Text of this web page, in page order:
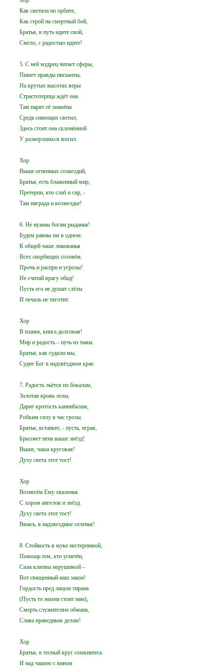
Как светила по орбите,
Как герой на смертный бой,
Братья, в путь идите свой,
Смело, с радостью идите!
5. С ней мудрец читает сферы,
Пишет правды письмена,
На крутых высотах веры
Страстотерпца ждёт она.
Там парят её знамёна
Средь сияющих светил,
Здесь стоит она склонённой
У разверзшихся могил.
Хор
Выше огненных созвездий,
Братья, есть блаженный мир,
Претерпи, кто слаб и сир, -
Там награда и возмездье!
6. Не нужны богам рыданья!
Будем равны им в одном:
К общей чаше ликованья
Всех скорбящих созовём.
Прочь и распри и угрозы!
Не считай врагу обид!
Пусть его не душат слёзы
И печаль не тяготит.
Хор
В пламя, книга долговая!
Мир и радость – путь из тьмы.
Братья, как судили мы,
Судит Бог в надзвёздном крае.
7. Радость льётся по бокалам,
Золотая кровь лозы,
Дарит кротость каннибалам,
Робким силу в час грозы.
Братья, встаньте, - пусть, играя,
Брызжет пена выше звёзд!
Выше, чаша круговая!
Духу света этот тост!
Хор
Вознесём Ему хваленья
С хором ангелов и звёзд.
Духу света этот тост!
Ввысь, в надзвездные селенья!
8. Стойкость в муке нестерпимой,
Помощь тем, кто угнетён,
Сила клятвы нерушимой –
Вот священный наш закон!
Гордость пред лицом тирана
(Пусть то жизни стоит нам),
Смерть служителям обмана,
Слава праведным делам!
Хор
Братья, в тесный круг сомкнитесь
И над чашею с вином